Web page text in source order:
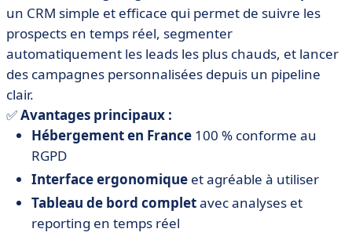
un CRM simple et efficace qui permet de suivre les
prospects en temps réel, segmenter
automatiquement les leads les plus chauds, et lancer
des campagnes personnalisées depuis un pipeline
clair.
✅Avantages principaux :
Hébergement en France 100 % conforme au
RGPD
Interface ergonomique et agréable à utiliser
Tableau de bord completavec analyses et
reporting en temps réel